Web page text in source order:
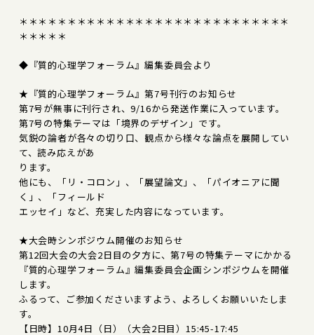
＊＊＊＊＊＊＊＊＊＊＊＊＊＊＊＊＊＊＊＊＊＊＊＊＊＊＊＊
＊＊＊＊＊
◆『質的心理学フォーラム』編集委員会より
★『質的心理学フォーラム』第7号刊行のお知らせ
第7号が無事に刊行され、9/16から発送作業に入っています。
第7号の特集テーマは「境界のデザイン」です。
気鋭の論者が各々の切り口、観点から様々な論点を展開してい
て、読み応えがあ
ります。
他にも、「リ・コロン」、「展望論文」、「パイオニアに聞
く」、「フィールド
エッセイ」など、充実した内容になっています。
★大会時シンポジウム開催のお知らせ
第12回大会の大会2日目の夕方に、第7号の特集テーマにかかる
『質的心理学フォーラム』編集委員会企画シンポジウムを開催
します。
ふるって、ご参加くださいますよう、よろしくお願いいたしま
す。
【日時】10月4日（日）（大会2日目）15:45-17:45